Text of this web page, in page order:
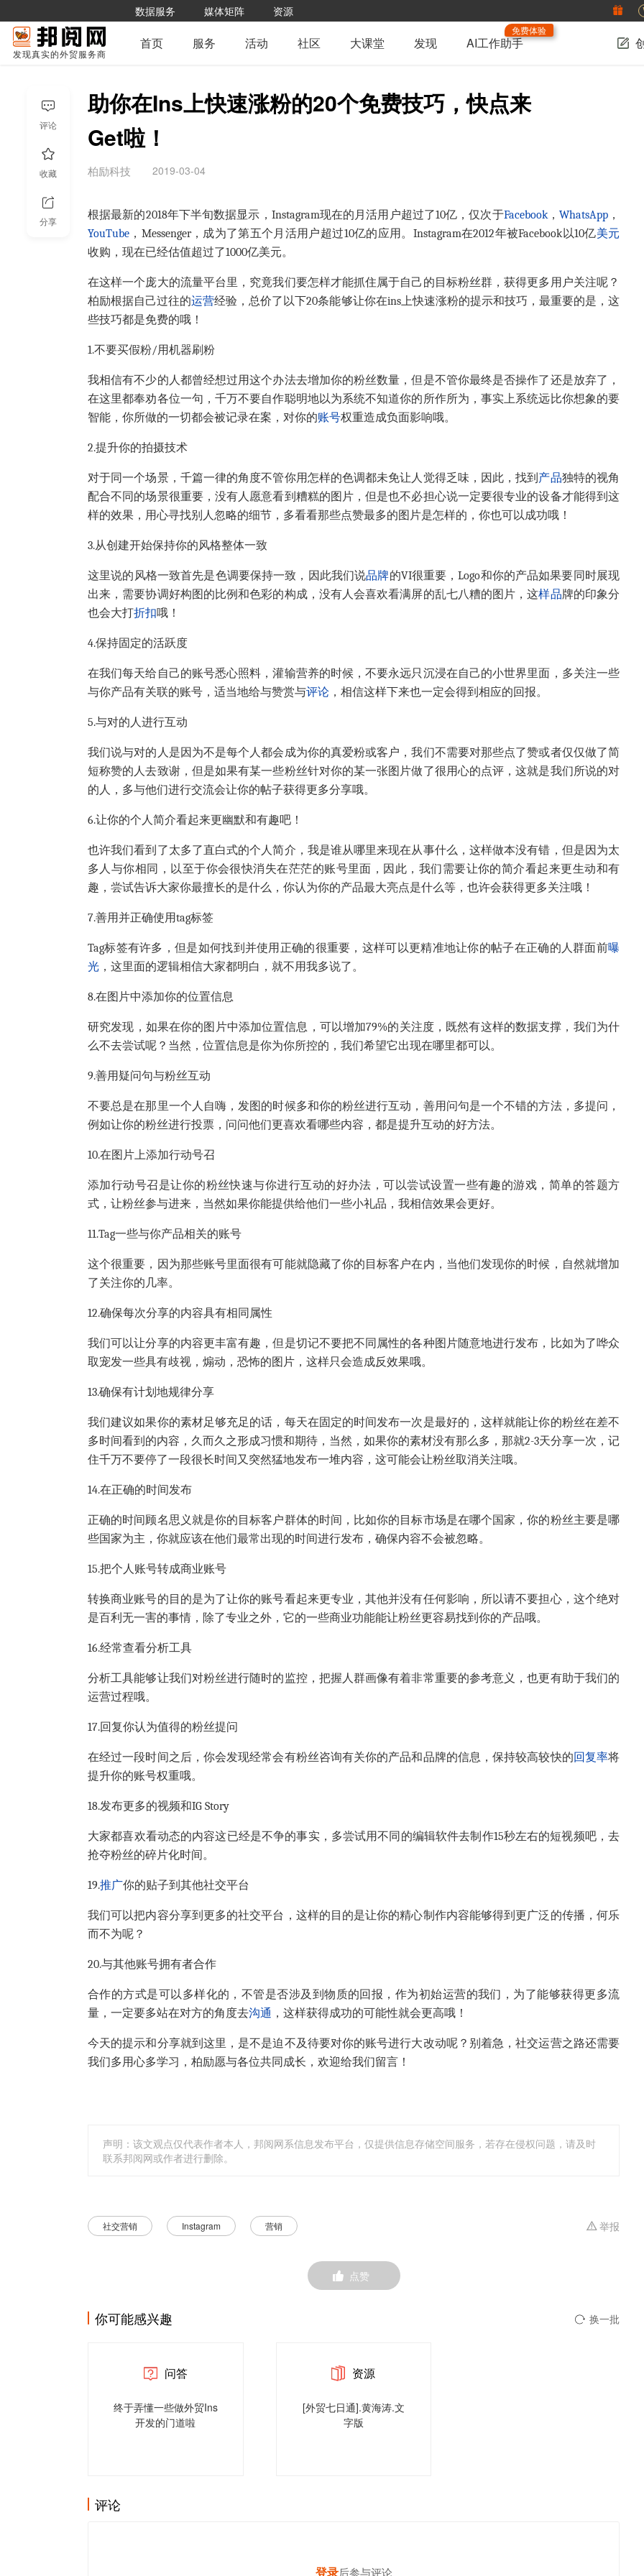
数据服务 媒体矩阵 资源
发现真实的外贸服务商
首页 服务 活动 社区 大课堂 发现 AI工作助手
免费体验
助你在Ins上快速涨粉的20个免费技巧，快点来
Get啦！
柏励科技 2019-03-04
根据最新的2018年下半旬数据显示， Instagram现在的月活用户超过了10亿，仅次于Facebook， WhatsApp，
YouTube ， Messenger，成为了第五个月活用户超过10亿的应用。 Instagram在2012年被Facebook以10亿美元
收购，现在已经估值超过了1000亿美元。
在这样一个庞大的流量平台里，究竟我们要怎样才能抓住属于自己的目标粉丝群，获得更多用户关注呢？
柏励根据自己过往的运营经验，总价了以下20条能够让你在ins上快速涨粉的提示和技巧，最重要的是，这
些技巧都是免费的哦！
1.不要买假粉/用机器刷粉
我相信有不少的人都曾经想过用这个办法去增加你的粉丝数量，但是不管你最终是否操作了还是放弃了，
在这里都奉劝各位一句，千万不要自作聪明地以为系统不知道你的所作所为，事实上系统远比你想象的要
智能，你所做的一切都会被记录在案，对你的账号权重造成负面影响哦。
2.提升你的拍摄技术
对于同一个场景，千篇一律的角度不管你用怎样的色调都未免让人觉得乏味，因此，找到 产品独特的视角
配合不同的场景很重要，没有人愿意看到糟糕的图片，但是也不必担心说一定要很专业的设备才能得到这
样的效果，用心寻找别人忽略的细节，多看看那些点赞最多的图片是怎样的，你也可以成功哦！
3.从创建开始保持你的风格整体一致
这里说的风格一致首先是色调要保持一致，因此我们说品牌的VI很重要，Logo和你的产品如果要同时展现
出来，需要协调好构图的比例和色彩的构成，没有人会喜欢看满屏的乱七八糟的图片，这样品牌的印象分
也会大打折扣哦！
4.保持固定的活跃度
在我们每天给自己的账号悉心照料，灌输营养的时候，不要永远只沉浸在自己的小世界里面，多关注一些
与你产品有关联的账号，适当地给与赞赏与评论 ，相信这样下来也一定会得到相应的回报。
5.与对的人进行互动
我们说与对的人是因为不是每个人都会成为你的真爱粉或客户，我们不需要对那些点了赞或者仅仅做了简
短称赞的人去致谢，但是如果有某一些粉丝针对你的某一张图片做了很用心的点评，这就是我们所说的对
的人，多与他们进行交流会让你的帖子获得更多分享哦。
6.让你的个人简介看起来更幽默和有趣吧！
也许我们看到了太多了直白式的个人简介，我是谁从哪里来现在从事什么，这样做本没有错，但是因为太
多人与你相同，以至于你会很快消失在茫茫的账号里面，因此，我们需要让你的简介看起来更生动和有
趣，尝试告诉大家你最擅长的是什么，你认为你的产品最大亮点是什么等，也许会获得更多关注哦！
7.善用并正确使用tag标签
Tag标签有许多，但是如何找到并使用正确的很重要，这样可以更精准地让你的帖子在正确的人群面前曝
光 ，这里面的逻辑相信大家都明白，就不用我多说了。
8.在图片中添加你的位置信息
研究发现，如果在你的图片中添加位置信息，可以增加79%的关注度，既然有这样的数据支撑，我们为什
么不去尝试呢？当然，位置信息是你为你所控的，我们希望它出现在哪里都可以。
9.善用疑问句与粉丝互动
不要总是在那里一个人自嗨，发图的时候多和你的粉丝进行互动，善用问句是一个不错的方法，多提问，
例如让你的粉丝进行投票，问问他们更喜欢看哪些内容，都是提升互动的好方法。
10.在图片上添加行动号召
添加行动号召是让你的粉丝快速与你进行互动的好办法，可以尝试设置一些有趣的游戏，简单的答题方
式，让粉丝参与进来，当然如果你能提供给他们一些小礼品，我相信效果会更好。
11.Tag一些与你产品相关的账号
这个很重要，因为那些账号里面很有可能就隐藏了你的目标客户在内，当他们发现你的时候，自然就增加
了关注你的几率。
12.确保每次分享的内容具有相同属性
我们可以让分享的内容更丰富有趣，但是切记不要把不同属性的各种图片随意地进行发布，比如为了哗众
取宠发一些具有歧视，煽动，恐怖的图片，这样只会造成反效果哦。
13.确保有计划地规律分享
我们建议如果你的素材足够充足的话，每天在固定的时间发布一次是最好的，这样就能让你的粉丝在差不
多时间看到的内容，久而久之形成习惯和期待，当然，如果你的素材没有那么多，那就2-3天分享一次，记
住千万不要停了一段很长时间又突然猛地发布一堆内容，这可能会让粉丝取消关注哦。
14.在正确的时间发布
正确的时间顾名思义就是你的目标客户群体的时间，比如你的目标市场是在哪个国家，你的粉丝主要是哪
些国家为主，你就应该在他们最常出现的时间进行发布，确保内容不会被忽略。
15.把个人账号转成商业账号
转换商业账号的目的是为了让你的账号看起来更专业，其他并没有任何影响，所以请不要担心，这个绝对
是百利无一害的事情，除了专业之外，它的一些商业功能能让粉丝更容易找到你的产品哦。
16.经常查看分析工具
分析工具能够让我们对粉丝进行随时的监控，把握人群画像有着非常重要的参考意义，也更有助于我们的
运营过程哦。
17.回复你认为值得的粉丝提问
在经过一段时间之后，你会发现经常会有粉丝咨询有关你的产品和品牌的信息，保持较高较快的回复率将
提升你的账号权重哦。
18.发布更多的视频和IG Story
大家都喜欢看动态的内容这已经是不争的事实，多尝试用不同的编辑软件去制作15秒左右的短视频吧，去
抢夺粉丝的碎片化时间。
19.推广你的贴子到其他社交平台
我们可以把内容分享到更多的社交平台，这样的目的是让你的精心制作内容能够得到更广泛的传播，何乐
而不为呢？
20.与其他账号拥有者合作
合作的方式是可以多样化的，不管是否涉及到物质的回报，作为初始运营的我们，为了能够获得更多流
量，一定要多站在对方的角度去沟通 ，这样获得成功的可能性就会更高哦！
今天的提示和分享就到这里，是不是迫不及待要对你的账号进行大改动呢？别着急，社交运营之路还需要
我们多用心多学习，柏励愿与各位共同成长，欢迎给我们留言！
声明：该文观点仅代表作者本人，邦阅网系信息发布平台，仅提供信息存储空间服务，若存在侵权问题，请及时
联系邦阅网或作者进行删除。
社交营销 Instagram 营销 举报
点赞
评论
收藏
分享
你可能感兴趣 换一批
问答
终于弄懂一些做外贸Ins
开发的门道啦
资源
[外贸七日通].黄海涛.文
字版
评论
登录后参与评论
发表你的高见